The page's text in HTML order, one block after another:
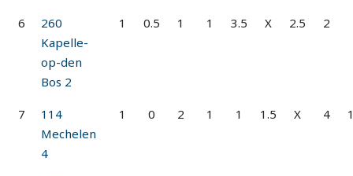
6
260
Kapelle-
op-den
Bos 2
1 0.5 1 1 3.5 X 2.5 2
7
114
Mechelen
4
1 0 2 1 1 1.5 X 4